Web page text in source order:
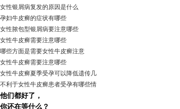
我要咨询 我要预约
女性银屑病复发的原因是什么
孕妇牛皮癣的症状有哪些
女性脓包型银屑病要注意哪些
女性牛皮癣需要注意哪些
哪些方面是需要女性牛皮癣注意
女性牛皮癣需要注意哪些
女性牛皮癣夏季受孕可以降低遗传几
不利于女性牛皮癣患者受孕有哪些情
他们都好了，
你还在等什么？